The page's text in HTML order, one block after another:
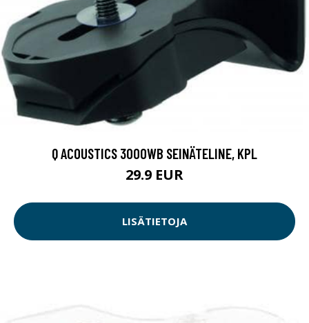
Q ACOUSTICS 3000WB SEINÄTELINE, KPL
29.9 EUR
LISÄTIETOJA